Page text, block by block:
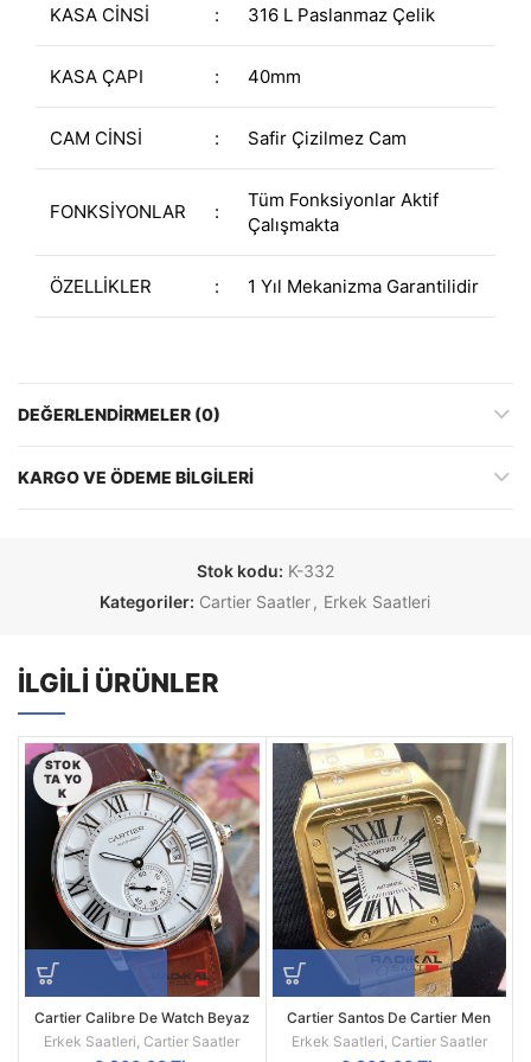
KASA CİNSİ : 316 L Paslanmaz Çelik
KASA ÇAPI : 40mm
CAM CİNSİ : Safir Çizilmez Cam
FONKSİYONLAR :
Tüm Fonksiyonlar Aktif
Çalışmakta
ÖZELLİKLER : 1 Yıl Mekanizma Garantilidir
DEĞERLENDIRMELER (0)
KARGO VE ÖDEME BILGILERI
Stok kodu: K-332
Kategoriler: Cartier Saatler, Erkek Saatleri
İLGILI ÜRÜNLER
STOK
TA YO
K
Cartier Calibre De Watch Beyaz
Kadran Çelik Kasa 43mm Replika
Erkek Kol Saati
Erkek Saatleri,Cartier Saatler
Cartier Santos De Cartier Men
2018 XL
Erkek Saatleri, Cartier Saatler